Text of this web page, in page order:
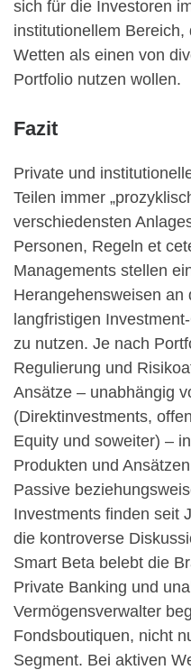
sich für die Investoren
institutionellem Bereich,
Wetten als einen von
Portfolio nutzen wollen.
Fazit
Private und
Teilen immer
verschiedensten
Personen, Regeln et
Managements stellen
Herangehensweisen an
langfristigen
zu nutzen. Je nach
Regulierung und
Ansätze – unabhängig
(Direktinvestments,
Equity und soweiter) –
Produkten und
Passive
Investments finden seit
die kontroverse
Smart Beta belebt die
Private Banking und
Vermögensverwalter
Fondsboutiquen, nicht
Segment. Bei aktiven